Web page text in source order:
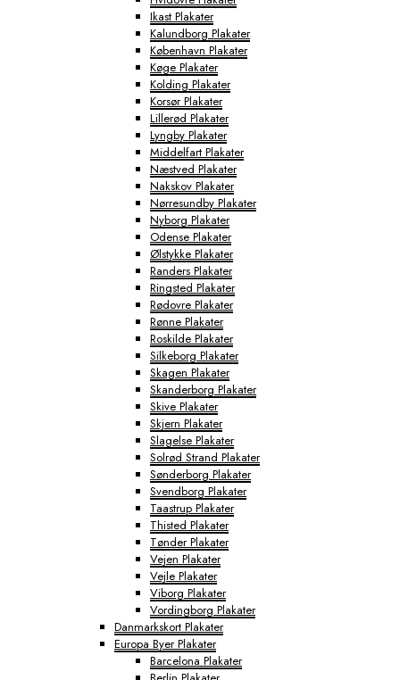
Ikast Plakater
Kalundborg Plakater
København Plakater
Køge Plakater
Kolding Plakater
Korsør Plakater
Lillerød Plakater
Lyngby Plakater
Middelfart Plakater
Næstved Plakater
Nakskov Plakater
Nørresundby Plakater
Nyborg Plakater
Odense Plakater
Ølstykke Plakater
Randers Plakater
Ringsted Plakater
Rødovre Plakater
Rønne Plakater
Roskilde Plakater
Silkeborg Plakater
Skagen Plakater
Skanderborg Plakater
Skive Plakater
Skjern Plakater
Slagelse Plakater
Solrød Strand Plakater
Sønderborg Plakater
Svendborg Plakater
Taastrup Plakater
Thisted Plakater
Tønder Plakater
Vejen Plakater
Vejle Plakater
Viborg Plakater
Vordingborg Plakater
Danmarkskort Plakater
Europa Byer Plakater
Barcelona Plakater